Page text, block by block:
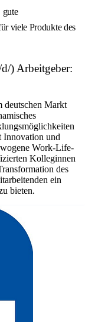
gute
viele Produkte des
) Arbeitgeber:
deutschen Markt
Innovation und
Work-Life-
Kolleginnen
des
ein
bieten.